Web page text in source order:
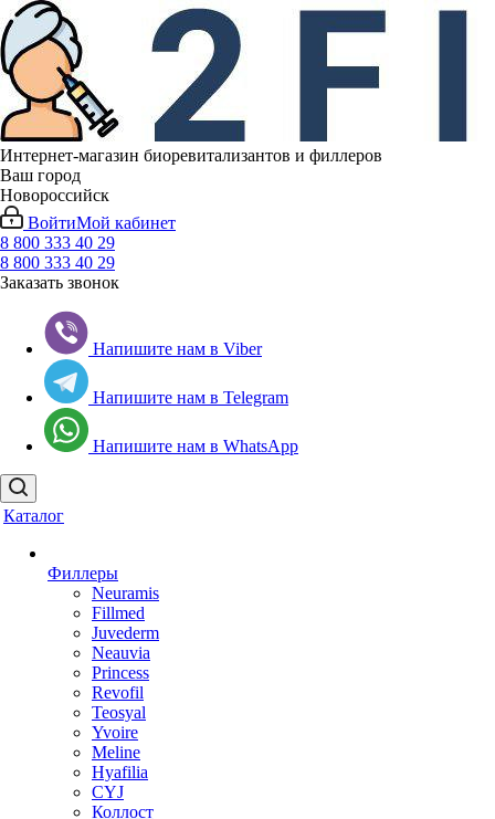
Интернет-магазин биоревитализантов и филлеров
Ваш город
Новороссийск
ВойтиМой кабинет
8 800 333 40 29
8 800 333 40 29
Заказать звонок
Напишите нам в Viber
Напишите нам в Telegram
Напишите нам в WhatsApp
Каталог
Филлеры
Neuramis
Fillmed
Juvederm
Neauvia
Princess
Revofil
Teosyal
Yvoire
Meline
Hyafilia
CYJ
Коллост